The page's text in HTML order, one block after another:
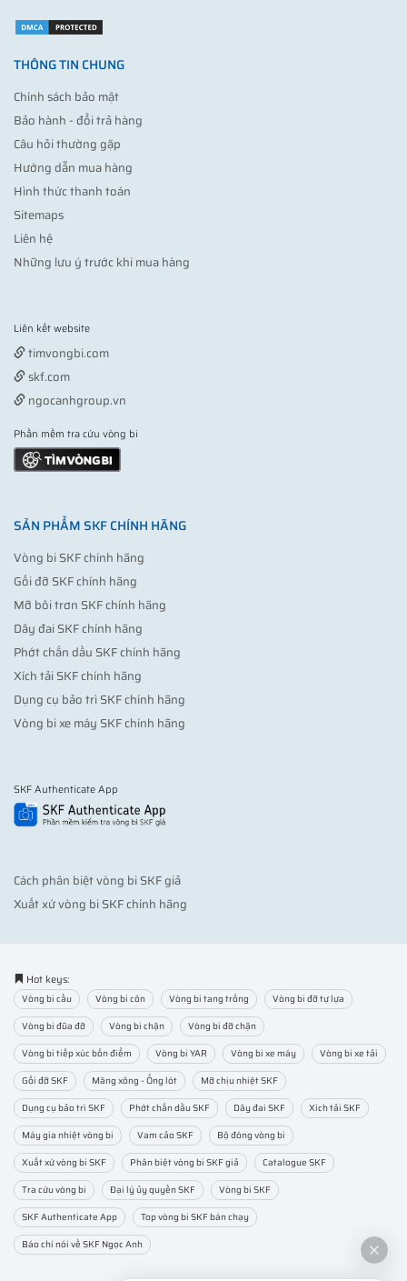
THÔNG TIN CHUNG
Chính sách bảo mật
Bảo hành - đổi trả hàng
Câu hỏi thường gặp
Hướng dẫn mua hàng
Hình thức thanh toán
Sitemaps
Liên hệ
Những lưu ý trước khi mua hàng
Liên kết website
timvongbi.com
skf.com
ngocanhgroup.vn
Phần mềm tra cứu vòng bi
SẢN PHẨM SKF CHÍNH HÃNG
Vòng bi SKF chính hãng
Gối đỡ SKF chính hãng
Mỡ bôi trơn SKF chính hãng
Dây đai SKF chính hãng
Phớt chắn dầu SKF chính hãng
Xích tải SKF chính hãng
Dụng cụ bảo trì SKF chính hãng
Vòng bi xe máy SKF chính hãng
SKF Authenticate App
Cách phân biệt vòng bi SKF giả
Xuất xứ vòng bi SKF chính hãng
Hot keys:
Vòng bi cầu Vòng bi côn Vòng bi tang trống
Vòng bi đỡ tự lựa
Vòng bi đũa đỡ
Vòng bi chặn
Vòng bi đỡ chặn
Vòng bi tiếp xúc bốn điểm
Vòng bi YAR Vòng bi xe máy
Vòng bi xe tải
Gối đỡ SKF
Măng xông - Ống lót
Mỡ chịu nhiệt SKF
Dụng cụ bảo trì SKF
Phớt chắn dầu SKF Dây đai SKF
Xích tải SKF
Máy gia nhiệt vòng bi
Vam cảo SKF
Bộ đóng vòng bi
Xuất xứ vòng bi SKF
Phân biệt vòng bi SKF giả
Catalogue SKF
Tra cứu vòng bi
Đại lý ủy quyền SKF
Vòng bi SKF
SKF Authenticate App
Top vòng bi SKF bán chạy
Báo chí nói về SKF Ngọc Anh